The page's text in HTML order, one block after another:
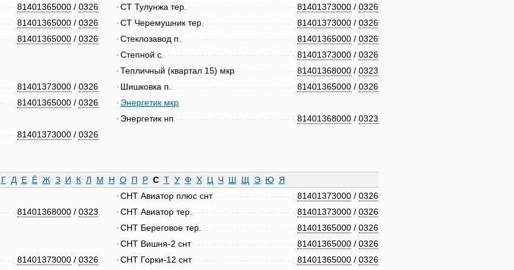
81401365000 / 0326
81401365000 / 0326
81401365000 / 0326
81401373000 / 0326
81401365000 / 0326
81401373000 / 0326
81401373000 / 0326
СТ Тулунжа тер.
81401373000 / 0326
СТ Черемушник тер.
81401365000 / 0326
Стеклозавод п.
81401373000 / 0326
Степной с.
81401368000 / 0323
Тепличный (квартал 15) мкр
81401365000 / 0326
Шишковка п.
Энергетик мкр
81401368000 / 0323
Энергетик нп
Г Д Е Ё Ж З И К Л М Н О П Р С Т У Ф Х Ц Ч Ш Щ Э Ю Я
81401368000 / 0323
81401373000 / 0326
81401373000 / 0326
СНТ Авиатор плюс снт
81401373000 / 0326
СНТ Авиатор тер.
81401365000 / 0326
СНТ Береговое тер.
81401365000 / 0326
СНТ Вишня-2 снт
81401365000 / 0326
СНТ Горки-12 снт